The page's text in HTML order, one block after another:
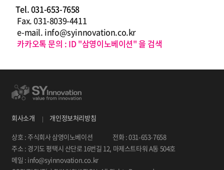
Tel. 031-653-7658
Fax. 031-8039-4411
e-mail. info@syinnovation.co.kr
카카오톡문의 : ID"삼영이노베이션"을 검색
회사소개
개인정보처리방침
상호 : 주식회사 삼영이노베이션
전화 : 031-653-7658
주소 : 경기도 평택시 산단로 16번길 12, 마제스트타워 A동 504호
메일 : info@syinnovation.co.kr